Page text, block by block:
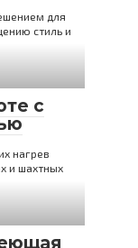
для
стиль и
с
нагрев
и шахтных